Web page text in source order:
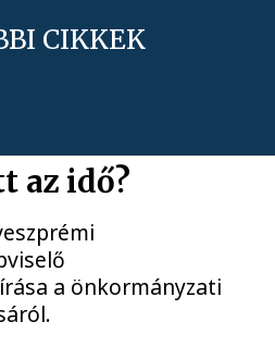
CIKKEK
az idő?
a önkormányzati